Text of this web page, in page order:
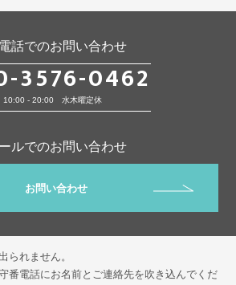
話でのお問い合わせ
3576-0462
10:00 - 20:00 水木曜定休
ルでのお問い合わせ
お問い合わせ
られません。
番電話にお名前とご連絡先を吹き込んでくだ